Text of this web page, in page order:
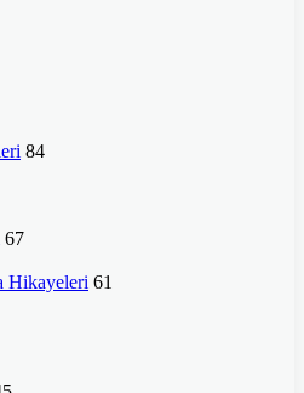
84
67
Hikayeleri 61